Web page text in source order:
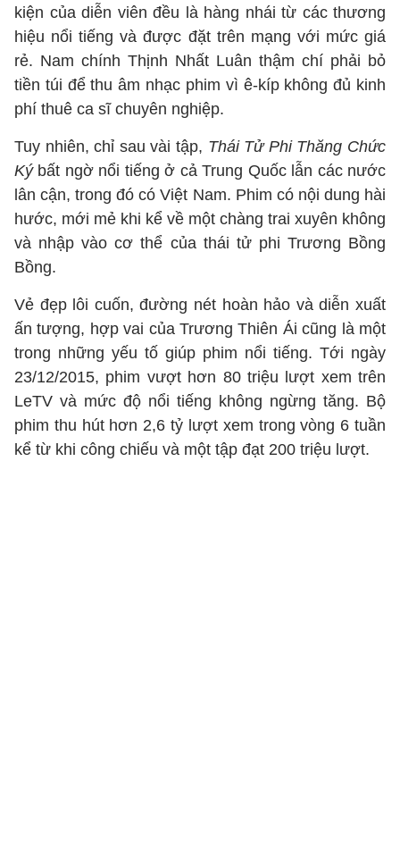
kiện của diễn viên đều là hàng nhái từ các thương
hiệu nổi tiếng và được đặt trên mạng với mức giá
rẻ. Nam chính Thịnh Nhất Luân thậm chí phải bỏ
tiền túi để thu âm nhạc phim vì ê-kíp không đủ kinh
phí thuê ca sĩ chuyên nghiệp.
Tuy nhiên, chỉ sau vài tập, Thái Tử Phi Thăng Chức
Ký bất ngờ nổi tiếng ở cả Trung Quốc lẫn các nước
lân cận, trong đó có Việt Nam. Phim có nội dung hài
hước, mới mẻ khi kể về một chàng trai xuyên không
và nhập vào cơ thể của thái tử phi Trương Bồng
Bồng.
Vẻ đẹp lôi cuốn, đường nét hoàn hảo và diễn xuất
ấn tượng, hợp vai của Trương Thiên Ái cũng là một
trong những yếu tố giúp phim nổi tiếng. Tới ngày
23/12/2015, phim vượt hơn 80 triệu lượt xem trên
LeTV và mức độ nổi tiếng không ngừng tăng. Bộ
phim thu hút hơn 2,6 tỷ lượt xem trong vòng 6 tuần
kể từ khi công chiếu và một tập đạt 200 triệu lượt.